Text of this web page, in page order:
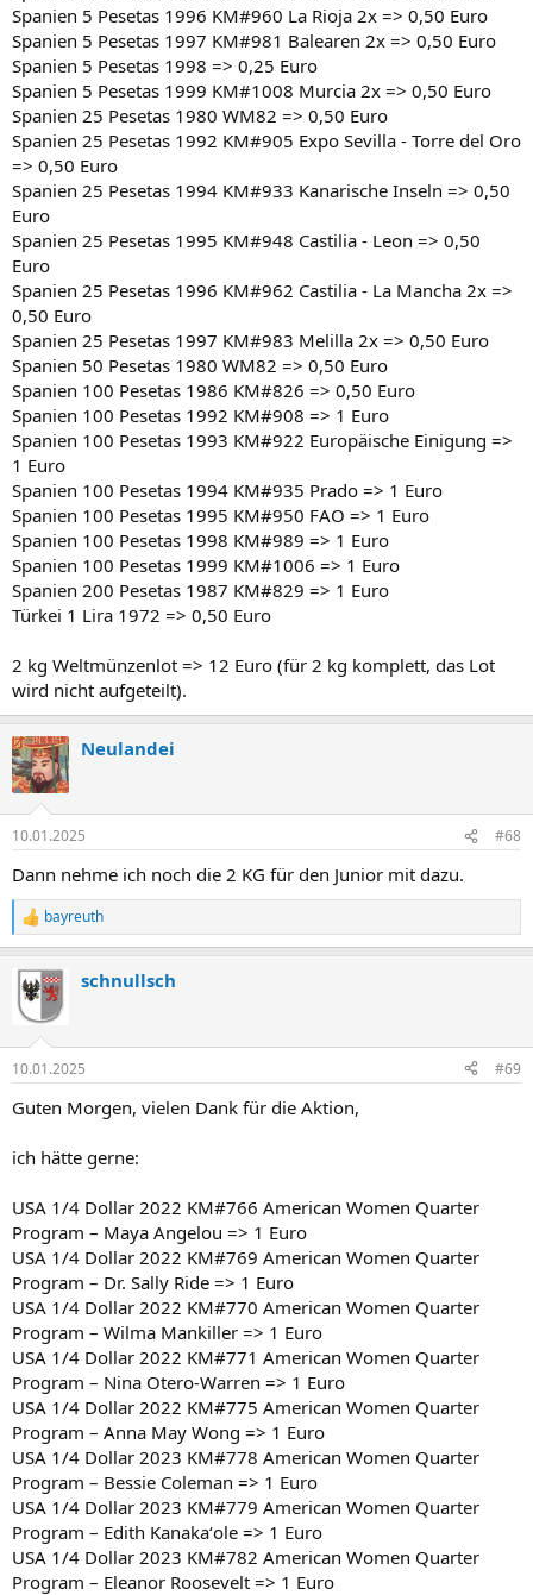
Spanien 5 Pesetas 1996 KM#960 La Rioja 2x => 0,50 Euro
Spanien 5 Pesetas 1997 KM#981 Balearen 2x => 0,50 Euro
Spanien 5 Pesetas 1998 => 0,25 Euro
Spanien 5 Pesetas 1999 KM#1008 Murcia 2x => 0,50 Euro
Spanien 25 Pesetas 1980 WM82 => 0,50 Euro
Spanien 25 Pesetas 1992 KM#905 Expo Sevilla - Torre del Oro
=> 0,50 Euro
Spanien 25 Pesetas 1994 KM#933 Kanarische Inseln => 0,50
Euro
Spanien 25 Pesetas 1995 KM#948 Castilia - Leon => 0,50
Euro
Spanien 25 Pesetas 1996 KM#962 Castilia - La Mancha 2x =>
0,50 Euro
Spanien 25 Pesetas 1997 KM#983 Melilla 2x => 0,50 Euro
Spanien 50 Pesetas 1980 WM82 => 0,50 Euro
Spanien 100 Pesetas 1986 KM#826 => 0,50 Euro
Spanien 100 Pesetas 1992 KM#908 => 1 Euro
Spanien 100 Pesetas 1993 KM#922 Europäische Einigung =>
1 Euro
Spanien 100 Pesetas 1994 KM#935 Prado => 1 Euro
Spanien 100 Pesetas 1995 KM#950 FAO => 1 Euro
Spanien 100 Pesetas 1998 KM#989 => 1 Euro
Spanien 100 Pesetas 1999 KM#1006 => 1 Euro
Spanien 200 Pesetas 1987 KM#829 => 1 Euro
Türkei 1 Lira 1972 => 0,50 Euro
2 kg Weltmünzenlot => 12 Euro (für 2 kg komplett, das Lot
wird nicht aufgeteilt).
Neulandei
10.01.2025 #68
Dann nehme ich noch die 2 KG für den Junior mit dazu.
R
e
k
t
i
e
:
bayreuth
schnullsch
10.01.2025 #69
Guten Morgen, vielen Dank für die Aktion,
ich hätte gerne:
USA 1/4 Dollar 2022 KM#766 American Women Quarter
Program – Maya Angelou => 1 Euro
USA 1/4 Dollar 2022 KM#769 American Women Quarter
Program – Dr. Sally Ride => 1 Euro
USA 1/4 Dollar 2022 KM#770 American Women Quarter
Program – Wilma Mankiller => 1 Euro
USA 1/4 Dollar 2022 KM#771 American Women Quarter
Program – Nina Otero-Warren => 1 Euro
USA 1/4 Dollar 2022 KM#775 American Women Quarter
Program – Anna May Wong => 1 Euro
USA 1/4 Dollar 2023 KM#778 American Women Quarter
Program – Bessie Coleman => 1 Euro
USA 1/4 Dollar 2023 KM#779 American Women Quarter
Program – Edith Kanakaʻole => 1 Euro
USA 1/4 Dollar 2023 KM#782 American Women Quarter
Program – Eleanor Roosevelt => 1 Euro